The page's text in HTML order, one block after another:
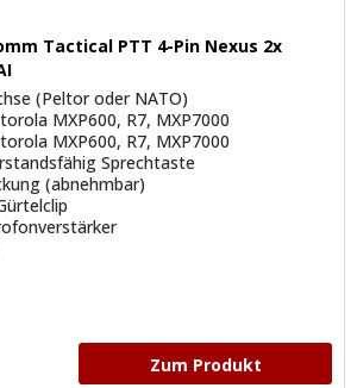
Tactical PTT 4-Pin Nexus 2x
(Peltor oder NATO)
MXP600, R7, MXP7000
MXP600, R7, MXP7000
Sprechtaste
(abnehmbar)
Zum Produkt